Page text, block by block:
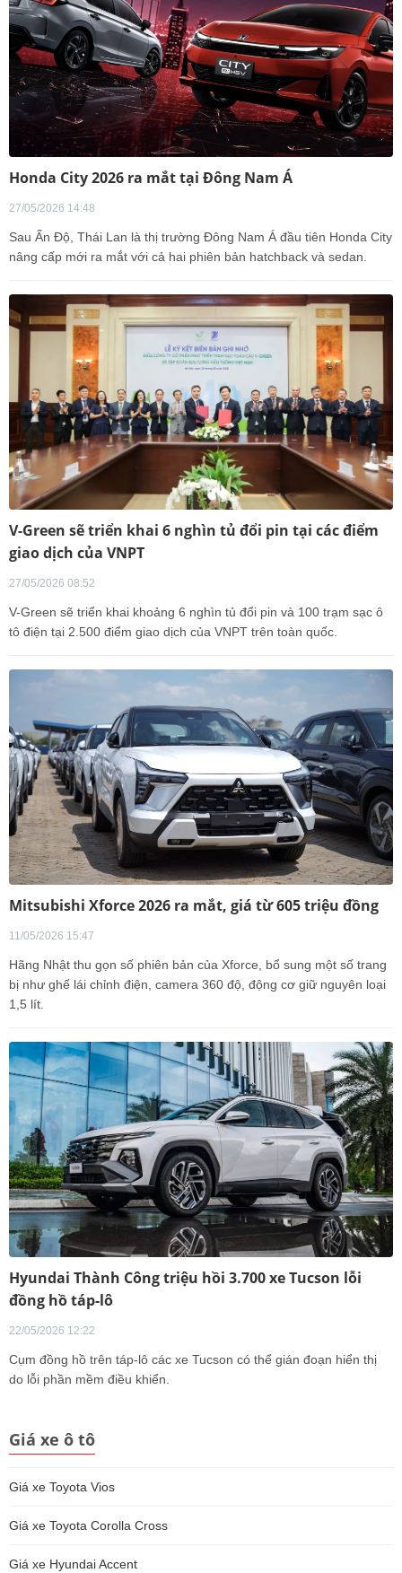
Honda City 2026 ra mắt tại Đông Nam Á
27/05/2026 14:48
Sau Ấn Độ, Thái Lan là thị trường Đông Nam Á đầu tiên Honda City
nâng cấp mới ra mắt với cả hai phiên bản hatchback và sedan.
V-Green sẽ triển khai 6 nghìn tủ đổi pin tại các điểm
giao dịch của VNPT
27/05/2026 08:52
V-Green sẽ triển khai khoảng 6 nghìn tủ đổi pin và 100 trạm sạc ô
tô điện tại 2.500 điểm giao dịch của VNPT trên toàn quốc.
Mitsubishi Xforce 2026 ra mắt, giá từ 605 triệu đồng
11/05/2026 15:47
Hãng Nhật thu gọn số phiên bản của Xforce, bổ sung một số trang
bị như ghế lái chỉnh điện, camera 360 độ, động cơ giữ nguyên loại
1,5 lít.
Hyundai Thành Công triệu hồi 3.700 xe Tucson lỗi
đồng hồ táp-lô
22/05/2026 12:22
Cụm đồng hồ trên táp-lô các xe Tucson có thể gián đoạn hiển thị
do lỗi phần mềm điều khiển.
Giá xe ô tô
Giá xe Toyota Vios
Giá xe Toyota Corolla Cross
Giá xe Hyundai Accent